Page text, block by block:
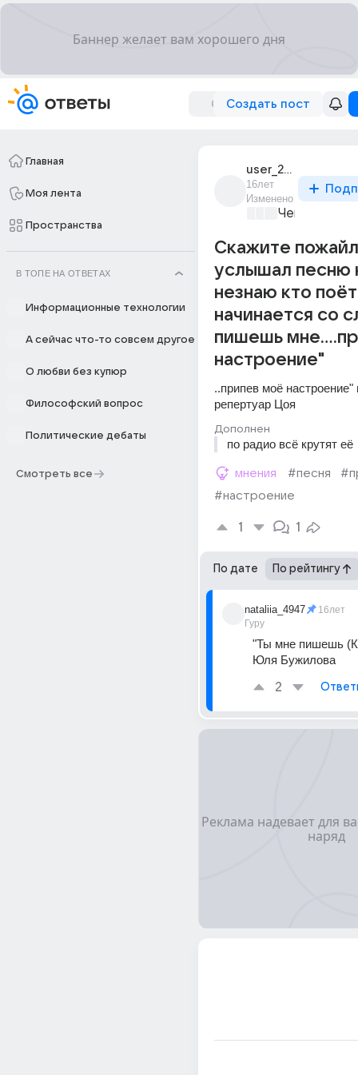
Создать пост
Главная
Моя лента
Пространства
В ТОПЕ НА ОТВЕТАХ
Информационные технологии
А сейчас что-то совсем другое
О любви без купюр
Философский вопрос
Политические дебаты
Смотреть все
user_2938993
16лет
Изменено
Чем
Скажите
услышал песню
незнаю кто поёт
начинается со
пишешь
настроение"
..припев моё настроение"
репертуар Цоя
Дополнен
по радио всё крутят её
мнения #песня
#настроение
1 1
По дате По рейтингу
nataliia_4947
Гуру
16лет
"Ты мне пишешь
Юля Бужилова
2